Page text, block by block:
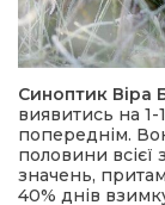
Синоптик Віра
виявитись на 1-
попереднім.
половини
значень,
40% днів